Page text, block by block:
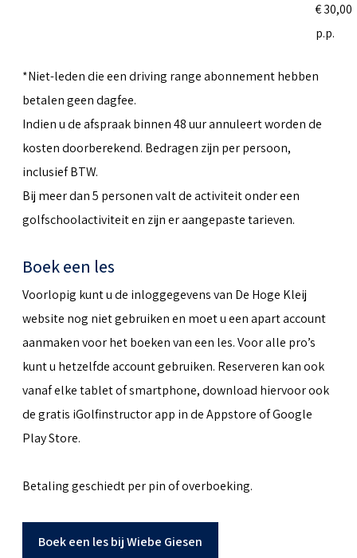
€ 30,00
p.p.
*Niet-leden die een driving range abonnement hebben
betalen geen dagfee.
Indien u de afspraak binnen 48 uur annuleert worden de
kosten doorberekend. Bedragen zijn per persoon,
inclusief BTW.
Bij meer dan 5 personen valt de activiteit onder een
golfschoolactiviteit en zijn er aangepaste tarieven.
Boek een les
Voorlopig kunt u de inloggegevens van De Hoge Kleij
website nog niet gebruiken en moet u een apart account
aanmaken voor het boeken van een les. Voor alle pro’s
kunt u hetzelfde account gebruiken. Reserveren kan ook
vanaf elke tablet of smartphone, download hiervoor ook
de gratis iGolfinstructor app in de Appstore of Google
Play Store.
Betaling geschiedt per pin of overboeking.
Boek een les bij Wiebe Giesen